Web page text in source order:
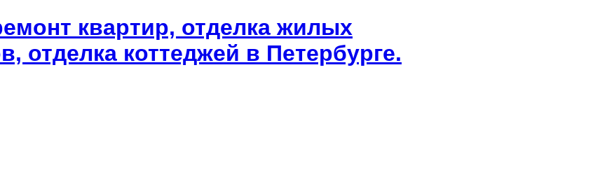
квартир, отделка жилых
отделка коттеджей в Петербурге.